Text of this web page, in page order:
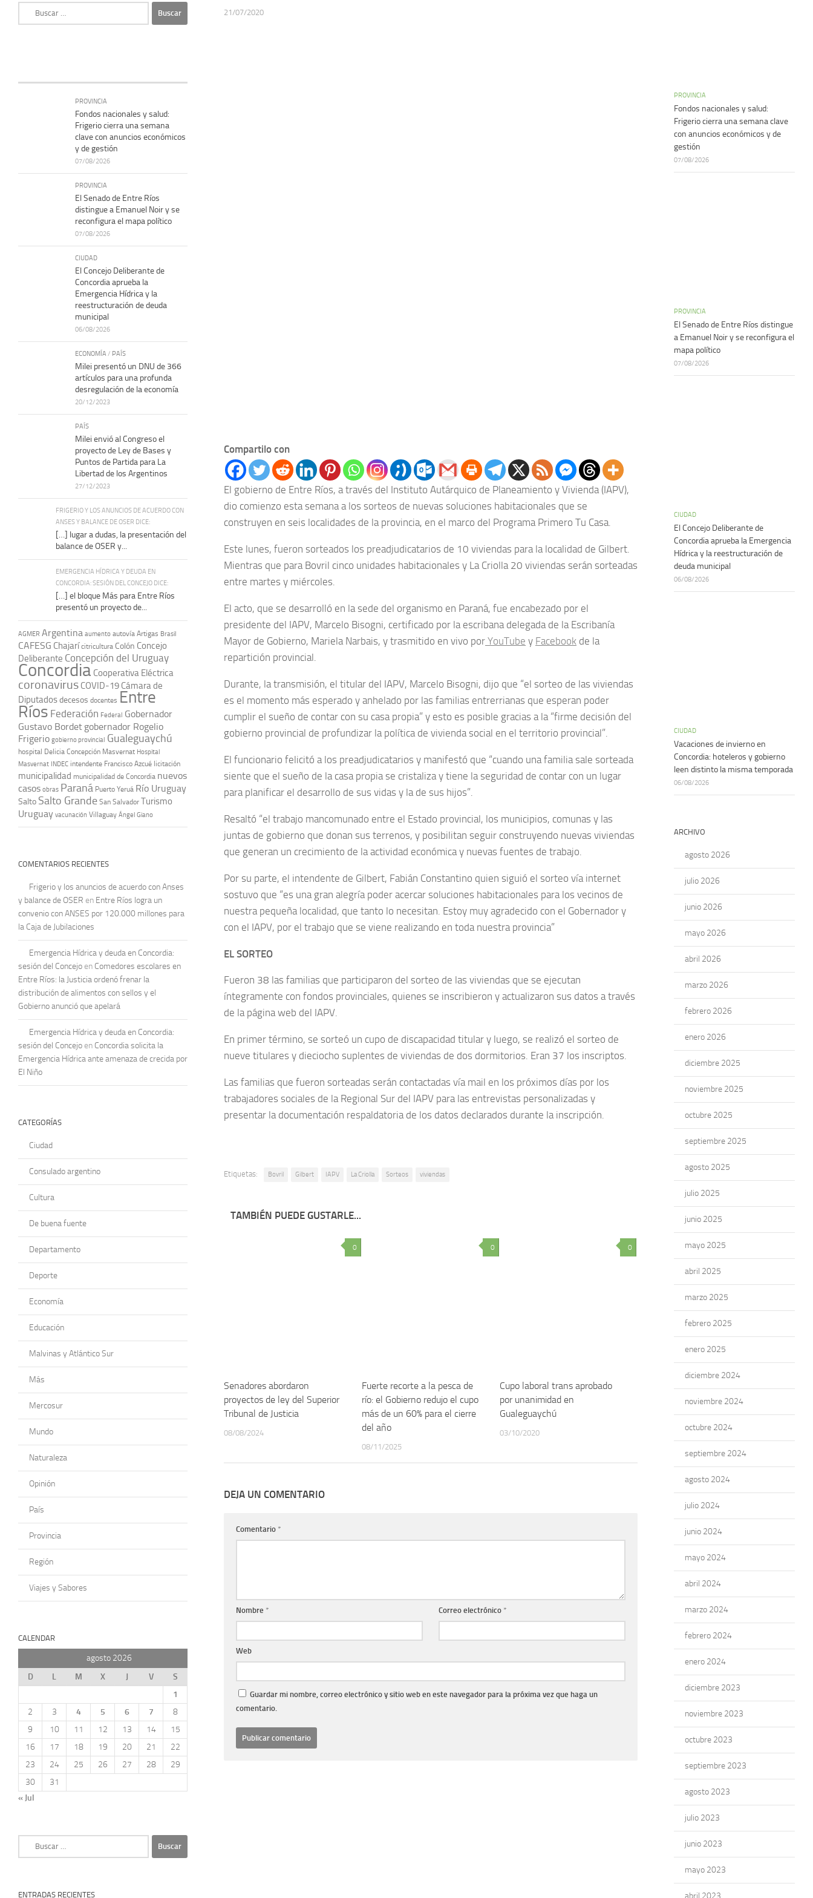
21/07/2020
Compartilo con
El gobierno de Entre Ríos, a través del Instituto Autárquico de Planeamiento y Vivienda (IAPV),
dio comienzo esta semana a los sorteos de nuevas soluciones habitacionales que se
construyen en seis localidades de la provincia, en el marco del Programa Primero Tu Casa.
Este lunes, fueron sorteados los preadjudicatarios de 10 viviendas para la localidad de Gilbert.
Mientras que para Bovril cinco unidades habitacionales y La Criolla 20 viviendas serán sorteadas
entre martes y miércoles.
El acto, que se desarrolló en la sede del organismo en Paraná, fue encabezado por el
presidente del IAPV, Marcelo Bisogni, certificado por la escribana delegada de la Escribanía
Mayor de Gobierno, Mariela Narbais, y trasmitido en vivo por YouTube y Facebook de la
repartición provincial.
Durante, la transmisión, el titular del IAPV, Marcelo Bisogni, dijo que “el sorteo de las viviendas
es el momento más esperado y anhelado por las familias entrerrianas que esperan poder
cumplir el sueño de contar con su casa propia” y esto es posible gracias a la “firme decisión del
gobierno provincial de profundizar la política de vivienda social en el territorio provincial”.
El funcionario felicitó a los preadjudicatarios y manifestó que “cuando una familia sale sorteada
siente que el sueño de la casa propia se cristaliza y tiene la seguridad de contar con un lugar
para planificar el desarrollo de sus vidas y la de sus hijos”.
Resaltó “el trabajo mancomunado entre el Estado provincial, los municipios, comunas y las
juntas de gobierno que donan sus terrenos, y posibilitan seguir construyendo nuevas viviendas
que generan un crecimiento de la actividad económica y nuevas fuentes de trabajo.
Por su parte, el intendente de Gilbert, Fabián Constantino quien siguió el sorteo vía internet
sostuvo que “es una gran alegría poder acercar soluciones habitacionales para los vecinos de
nuestra pequeña localidad, que tanto lo necesitan. Estoy muy agradecido con el Gobernador y
con el IAPV, por el trabajo que se viene realizando en toda nuestra provincia”
EL SORTEO
Fueron 38 las familias que participaron del sorteo de las viviendas que se ejecutan
íntegramente con fondos provinciales, quienes se inscribieron y actualizaron sus datos a través
de la página web del IAPV.
En primer término, se sorteó un cupo de discapacidad titular y luego, se realizó el sorteo de
nueve titulares y dieciocho suplentes de viviendas de dos dormitorios. Eran 37 los inscriptos.
Las familias que fueron sorteadas serán contactadas vía mail en los próximos días por los
trabajadores sociales de la Regional Sur del IAPV para las entrevistas personalizadas y
presentar la documentación respaldatoria de los datos declarados durante la inscripción.
Etiquetas: Bovril Gilbert IAPV La Criolla Sorteos viviendas
TAMBIÉN PUEDE GUSTARLE...
0
Senadores abordaron
proyectos de ley del Superior
Tribunal de Justicia
08/08/2024
0
Fuerte recorte a la pesca de
río: el Gobierno redujo el cupo
más de un 60% para el cierre
del año
08/11/2025
0
Cupo laboral trans aprobado
por unanimidad en
Gualeguaychú
03/10/2020
DEJA UN COMENTARIO
Comentario *
Nombre * Correo electrónico *
Web
Guardar mi nombre, correo electrónico y sitio web en este navegador para la próxima vez que haga un
comentario.
PROVINCIA
Fondos nacionales y salud:
Frigerio cierra una semana
clave con anuncios económicos
y de gestión
07/08/2026
PROVINCIA
El Senado de Entre Ríos
distingue a Emanuel Noir y se
reconfigura el mapa político
07/08/2026
CIUDAD
El Concejo Deliberante de
Concordia aprueba la
Emergencia Hídrica y la
reestructuración de deuda
municipal
06/08/2026
ECONOMÍA / PAÍS
Milei presentó un DNU de 366
artículos para una profunda
desregulación de la economía
20/12/2023
PAÍS
Milei envió al Congreso el
proyecto de Ley de Bases y
Puntos de Partida para La
Libertad de los Argentinos
27/12/2023
FRIGERIO Y LOS ANUNCIOS DE ACUERDO CON
ANSES Y BALANCE DE OSER DICE:
[…] lugar a dudas, la presentación del
balance de OSER y...
EMERGENCIA HÍDRICA Y DEUDA EN
CONCORDIA: SESIÓN DEL CONCEJO DICE:
[…] el bloque Más para Entre Ríos
presentó un proyecto de...
AGMER Argentina aumento autovía Artigas Brasil
CAFESG Chajarí citricultura Colón Concejo
Deliberante Concepción del Uruguay
Concordia Cooperativa Eléctrica
coronavirus COVID-19 Cámara de
Diputadosdecesos docentes Entre
Ríos Federación Federal Gobernador
Gustavo Bordet gobernador Rogelio
Frigerio gobierno provincial Gualeguaychú
hospital Delicia Concepción Masvernat Hospital
Masvernat INDEC intendente Francisco Azcué licitación
municipalidad municipalidad de Concordia nuevos
casos obras Paraná Puerto Yeruá Río Uruguay
Salto Salto Grande San Salvador Turismo
Uruguay vacunación Villaguay Ángel Giano
COMENTARIOS RECIENTES
Frigerio y los anuncios de acuerdo con Anses
y balance de OSER en Entre Ríos logra un
convenio con ANSES por 120.000 millones para
la Caja de Jubilaciones
Emergencia Hídrica y deuda en Concordia:
sesión del Concejo en Comedores escolares en
Entre Ríos: la Justicia ordenó frenar la
distribución de alimentos con sellos y el
Gobierno anunció que apelará
Emergencia Hídrica y deuda en Concordia:
sesión del Concejo en Concordia solicita la
Emergencia Hídrica ante amenaza de crecida por
El Niño
CATEGORÍAS
Ciudad
Consulado argentino
Cultura
De buena fuente
Departamento
Deporte
Economía
Educación
Malvinas y Atlántico Sur
Más
Mercosur
Mundo
Naturaleza
Opinión
País
Provincia
Región
Viajes y Sabores
CALENDAR
agosto 2026
D
L M X J V
S
1
2
3 4 5 6 7
8
9
10 11 12 13 14
15
16
17 18 19 20 21
22
23
24 25 26 27 28
29
30
31
« Jul
ENTRADAS RECIENTES
PROVINCIA
Fondos nacionales y salud:
Frigerio cierra una semana clave
con anuncios económicos y de
gestión
07/08/2026
PROVINCIA
El Senado de Entre Ríos distingue
a Emanuel Noir y se reconfigura el
mapa político
07/08/2026
CIUDAD
El Concejo Deliberante de
Concordia aprueba la Emergencia
Hídrica y la reestructuración de
deuda municipal
06/08/2026
CIUDAD
Vacaciones de invierno en
Concordia: hoteleros y gobierno
leen distinto la misma temporada
06/08/2026
ARCHIVO
agosto 2026
julio 2026
junio 2026
mayo 2026
abril 2026
marzo 2026
febrero 2026
enero 2026
diciembre 2025
noviembre 2025
octubre 2025
septiembre 2025
agosto 2025
julio 2025
junio 2025
mayo 2025
abril 2025
marzo 2025
febrero 2025
enero 2025
diciembre 2024
noviembre 2024
octubre 2024
septiembre 2024
agosto 2024
julio 2024
junio 2024
mayo 2024
abril 2024
marzo 2024
febrero 2024
enero 2024
diciembre 2023
noviembre 2023
octubre 2023
septiembre 2023
agosto 2023
julio 2023
junio 2023
mayo 2023
abril 2023